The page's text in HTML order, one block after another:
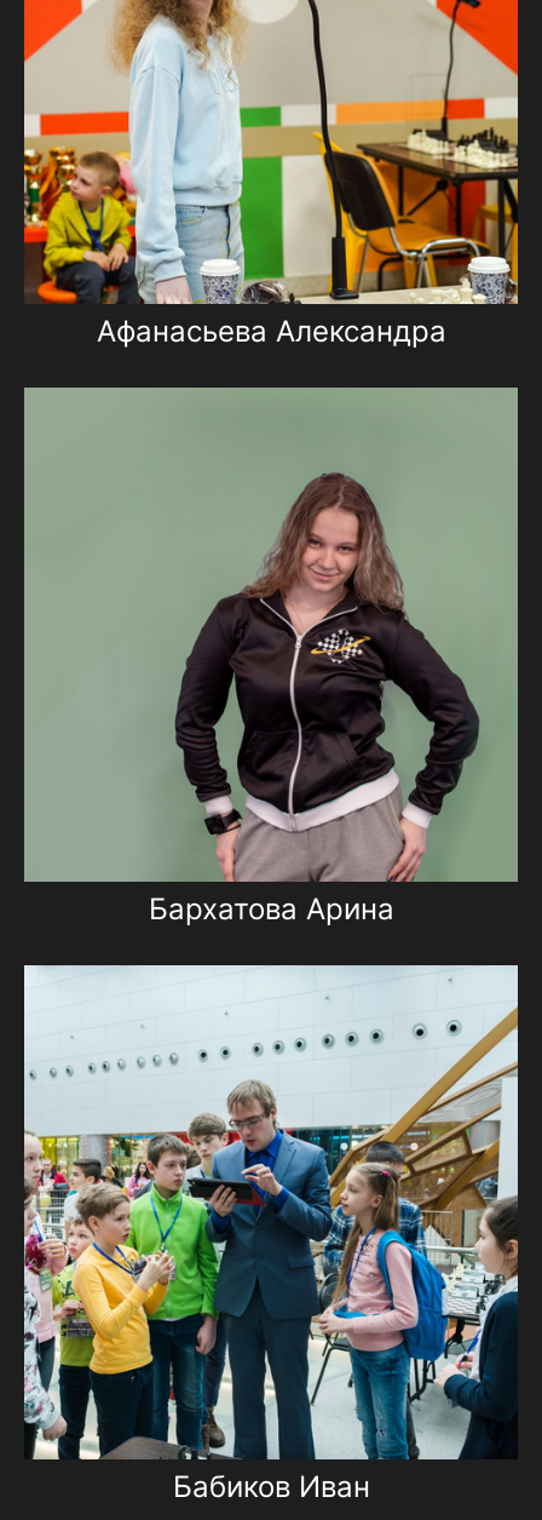
Афанасьева Александра
Бархатова Арина
Бабиков Иван